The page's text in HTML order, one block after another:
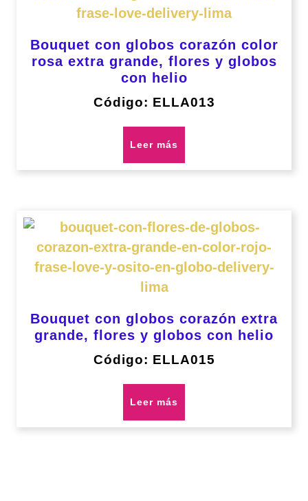
Bouquet con globos corazón color
rosa extra grande, flores y globos
con helio
Código: ELLA013
Leer más
Bouquet con globos corazón extra
grande, flores y globos con helio
Código: ELLA015
Leer más